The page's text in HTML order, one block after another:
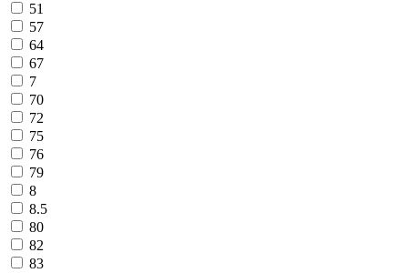
51
57
64
67
7
70
72
75
76
79
8
8.5
80
82
83